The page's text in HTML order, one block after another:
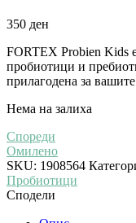
350 ден
FORTEX Probien Kids
пробиотици и
прилагодена за
Нема на залиха
Спореди
Омилено
SKU: 1908564
Пробиотици
Сподели